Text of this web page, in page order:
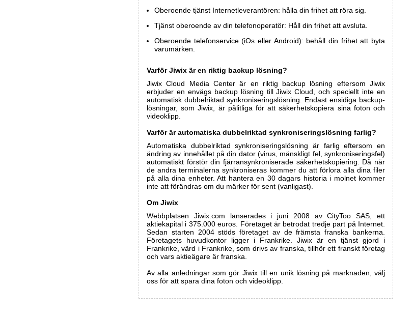
Oberoende tjänst Internetleverantören: hålla din frihet att röra sig.
Tjänst oberoende av din telefonoperatör: Håll din frihet att avsluta.
Oberoende telefonservice (iOs eller Android): behåll din frihet att byta
varumärken.
Varför Jiwix är en riktig backup lösning?
Jiwix Cloud Media Center är en riktig backup lösning eftersom Jiwix
erbjuder en envägs backup lösning till Jiwix Cloud, och speciellt inte en
automatisk dubbelriktad synkroniseringslösning. Endast ensidiga backup-
lösningar, som Jiwix, är pålitliga för att säkerhetskopiera sina foton och
videoklipp.
Varför är automatiska dubbelriktad synkroniseringslösning farlig?
Automatiska dubbelriktad synkroniseringslösning är farlig eftersom en
ändring av innehållet på din dator (virus, mänskligt fel, synkroniseringsfel)
automatiskt förstör din fjärransynkroniserade säkerhetskopiering. Då när
de andra terminalerna synkroniseras kommer du att förlora alla dina filer
på alla dina enheter. Att hantera en 30 dagars historia i molnet kommer
inte att förändras om du märker för sent (vanligast).
Om Jiwix
Webbplatsen Jiwix.com lanserades i juni 2008 av CityToo SAS, ett
aktiekapital i 375.000 euros. Företaget är betrodat tredje part på Internet.
Sedan starten 2004 stöds företaget av de främsta franska bankerna.
Företagets huvudkontor ligger i Frankrike. Jiwix är en tjänst gjord i
Frankrike, värd i Frankrike, som drivs av franska, tillhör ett franskt företag
och vars aktieägare är franska.
Av alla anledningar som gör Jiwix till en unik lösning på marknaden, välj
oss för att spara dina foton och videoklipp.